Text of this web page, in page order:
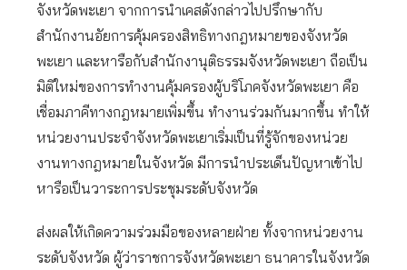
จังหวัดพะเยา จากการนำเคสดังกล่าวไปปรึกษากับ
สำนักงานอัยการคุ้มครองสิทธิทางกฎหมายของจังหวัด
พะเยา และหารือกับสำนักงานุติธรรมจังหวัดพะเยา ถือเป็น
มิติใหม่ของการทำงานคุ้มครองผู้บริโภคจังหวัดพะเยา คือ
เชื่อมภาคีทางกฎหมายเพิ่มขึ้น ทำงานร่วมกันมากขึ้น ทำให้
หน่วยงานประจำจังหวัดพะเยาเริ่มเป็นที่รู้จักของหน่วย
งานทางกฎหมายในจังหวัด มีการนำประเด็นปัญหาเข้าไป
หารือเป็นวาระการประชุมระดับจังหวัด
ส่งผลให้เกิดความร่วมมือของหลายฝ่าย ทั้งจากหน่วยงาน
ระดับจังหวัด ผู้ว่าราชการจังหวัดพะเยา ธนาคารในจังหวัด